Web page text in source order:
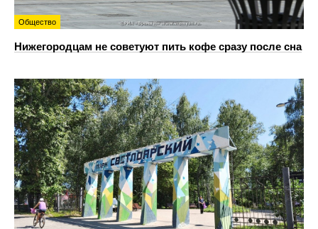
Общество
Нижегородцам не советуют пить кофе сразу после сна